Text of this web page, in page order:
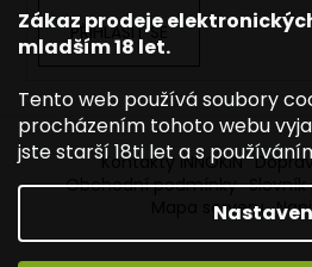
Zákaz prodeje
mladším 18 let.
Tento web používá soubory
procházením tohoto webu
jste starší 18ti let a s
PŘIHLÁSIT SE
Kontakty INNOKIN
Obchodní podmínky
Mapa serveru